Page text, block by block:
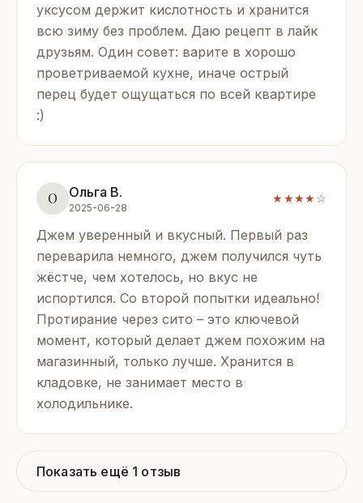
уксусом держит кислотность и хранится
всю зиму без проблем. Даю рецепт в лайк
друзьям. Один совет: варите в хорошо
проветриваемой кухне, иначе острый
перец будет ощущаться по всей квартире
:)
О Ольга В.
2025-06-28
★★★★☆
Джем уверенный и вкусный. Первый раз
переварила немного, джем получился чуть
жёстче, чем хотелось, но вкус не
испортился. Со второй попытки идеально!
Протирание через сито – это ключевой
момент, который делает джем похожим на
магазинный, только лучше. Хранится в
кладовке, не занимает место в
холодильнике.
Показать ещё 1 отзыв